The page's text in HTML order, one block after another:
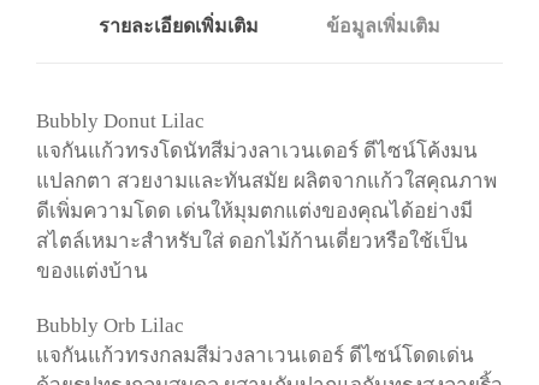
รายละเอียดเพิ่มเติม ข้อมูลเพิ่มเติม
Bubbly Donut Lilac
แจกันแก้วทรงโดนัทสีม่วงลาเวนเดอร์ ดีไซน์โค้งมน
แปลกตา สวยงามและทันสมัย ผลิตจากแก้วใสคุณภาพ
ดีเพิ่มความโดด เด่นให้มุมตกแต่งของคุณได้อย่างมี
สไตล์เหมาะสำหรับใส่ ดอกไม้ก้านเดี่ยวหรือใช้เป็น
ของแต่งบ้าน
Bubbly Orb Lilac
แจกันแก้วทรงกลมสีม่วงลาเวนเดอร์ ดีไซน์โดดเด่น